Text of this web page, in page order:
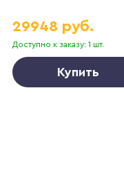
Доступно к заказу: 1 шт.
29948 руб.
Купить